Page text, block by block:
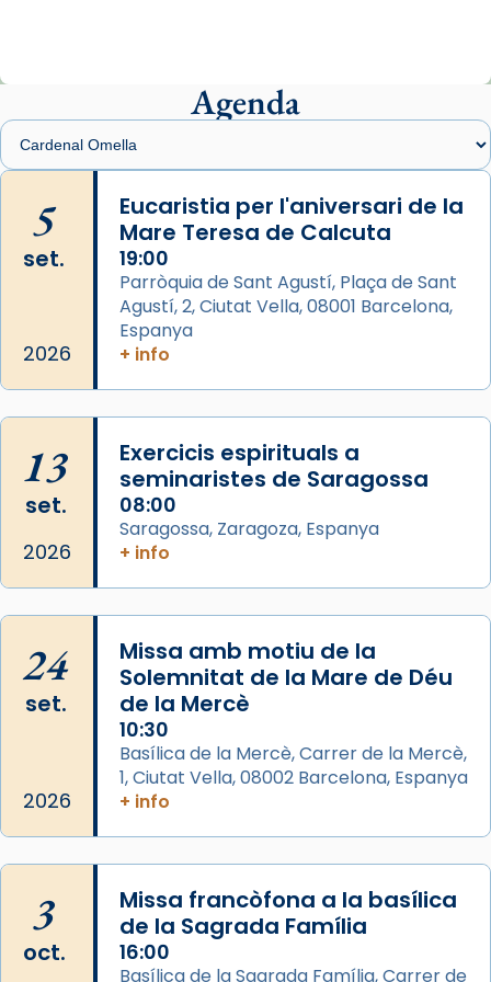
presidit aquest 27 de juliol la missa de Les
Santes de Mataró.
🔗
📸 J. Merino
Photo
View on Facebook ·
Arquebisbat de Barcelona
de Barcelona.
2 weeks ago
comitè organitzador de la visita apostòlica
del Sant Pare Lleó XIV a Barcelona, i als
col·laboradors, a la Catedral de Barcelona.
L’arquebisbe de Barcelona, el cardenal Joan
📸 Dr. G. Simón
Photo
View on Facebook ·
Arquebisbat de Barcelona
Memòria de les santes Juliana i
Semproniana, verges i màrtirs.
Acompanyant la història de sant Cugat, a
partir de l’Edat Mitjana sorgeix la tradició
Agenda
5
set.
2026
Eucaristia per l'aniversari de la
Mare Teresa de Calcuta
19:00
Parròquia de Sant Agustí, Plaça de Sant
Agustí, 2, Ciutat Vella, 08001 Barcelona,
Espanya
+ info
13
set.
2026
Exercicis espirituals a
seminaristes de Saragossa
08:00
Saragossa, Zaragoza, Espanya
+ info
24
set.
2026
Missa amb motiu de la
Solemnitat de la Mare de Déu
de la Mercè
10:30
Basílica de la Mercè, Carrer de la Mercè,
1, Ciutat Vella, 08002 Barcelona, Espanya
+ info
3
oct.
Missa francòfona a la basílica
de la Sagrada Família
16:00
Basílica de la Sagrada Família, Carrer de